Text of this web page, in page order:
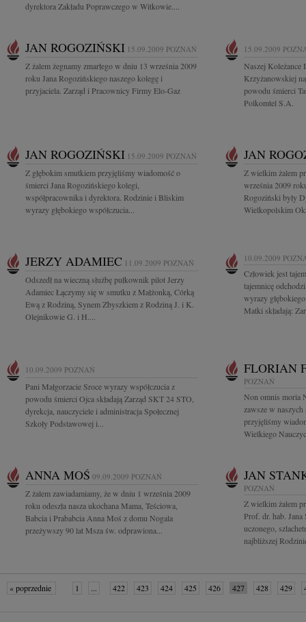
dyrektora Zakładu Poprawczego w Witkowie....
JAN ROGOZIŃSKI 15.09.2009 POZNAŃ
Z żalem żegnamy zmarłego w dniu 13 września 2009
roku Jana Rogozińskiego naszego kolegę i
przyjaciela. Zarząd i Pracownicy Firmy Elo-Gaz
15.09.2009
Naszej Koleżance
Krzyżanowskiej
powodu śmierci
Polkomtel S.A.
JAN ROGOZIŃSKI 15.09.2009 POZNAŃ
Z głębokim smutkiem przyjęliśmy wiadomość o
śmierci Jana Rogozińskiego kolegi,
współpracownika i dyrektora. Rodzinie i Bliskim
wyrazy głębokiego współczucia...
JAN
Z wielkim żalem
września 2009
Rogoziński były
Wielkopolskim
JERZY ADAMIEC 11.09.2009 POZNAŃ
Odszedł na wieczną służbę pułkownik pilot Jerzy
Adamiec Łączymy się w smutku z Małżonką, Córką
Ewą z Rodziną, Synem Zbyszkiem z Rodziną J. i K.
Olejnikowie G. i H....
10.09.2009
Człowiek jest
tajemnicę
wyrazy
Matki składają:
10.09.2009 POZNAŃ
Pani Małgorzacie Sroce wyrazy współczucia z
powodu śmierci Ojca składają Zarząd SKT 24 STO,
dyrekcja, nauczyciele i administracja Społecznej
Szkoły Podstawowej i...
FLORIAN
POZNAŃ
Non omnis moria
zawsze w naszych
przyjęliśmy
Wielkiego
ANNA MOŚ 09.09.2009 POZNAŃ
Z żalem zawiadamiamy, że w dniu 1 września 2009
roku odeszła nasza ukochana Mama, Teściowa,
Babcia i Prababcia Anna Moś z domu Nogala
przeżywszy 90 lat Msza św. odprawiona...
JAN
POZNAŃ
Z wielkim żalem
Prof. dr. hab.
uczonego,
najbliższej
« poprzednie 1 ... 422 423 424 425 426 427 428 429